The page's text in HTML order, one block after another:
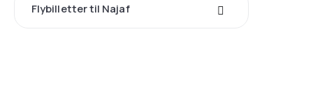
Flybilletter til Najaf